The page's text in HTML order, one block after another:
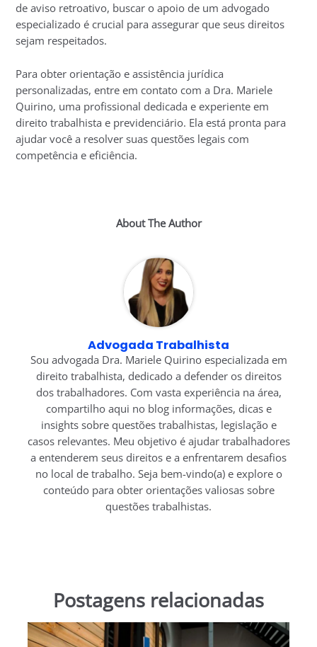
de aviso retroativo, buscar o apoio de um advogado
especializado é crucial para assegurar que seus direitos
sejam respeitados.
Para obter orientação e assistência jurídica
personalizadas, entre em contato com a Dra. Mariele
Quirino, uma profissional dedicada e experiente em
direito trabalhista e previdenciário. Ela está pronta para
ajudar você a resolver suas questões legais com
competência e eficiência.
About The Author
Advogada Trabalhista
Sou advogada Dra. Mariele Quirino especializada em
direito trabalhista, dedicado a defender os direitos
dos trabalhadores. Com vasta experiência na área,
compartilho aqui no blog informações, dicas e
insights sobre questões trabalhistas, legislação e
casos relevantes. Meu objetivo é ajudar trabalhadores
a entenderem seus direitos e a enfrentarem desafios
no local de trabalho. Seja bem-vindo(a) e explore o
conteúdo para obter orientações valiosas sobre
questões trabalhistas.
Postagens relacionadas